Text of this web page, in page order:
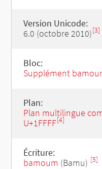
Version Unicode:
6.0 (octobre 2010)[3]
Bloc:
Supplément
Plan:
Plan multilingue
U+1FFFF[4]
Écriture:
bamoum (Bamu) [5]